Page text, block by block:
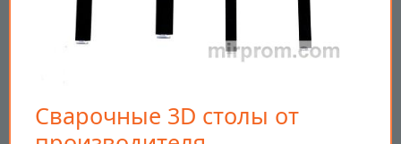
Сварочные 3D столы от